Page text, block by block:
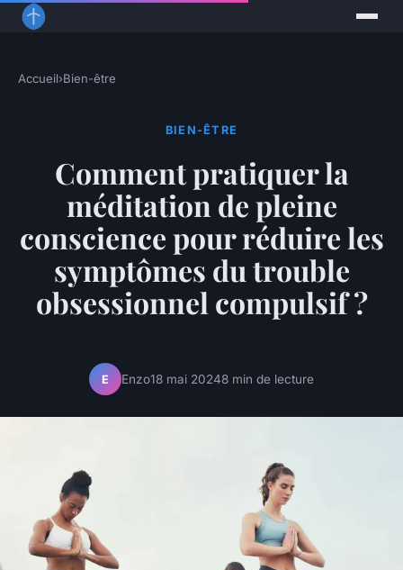
Accueil›Bien-être
BIEN-ÊTRE
Comment pratiquer la
méditation de pleine
conscience pour réduire les
symptômes du trouble
obsessionnel compulsif ?
E Enzo18 mai 20248 min de lecture